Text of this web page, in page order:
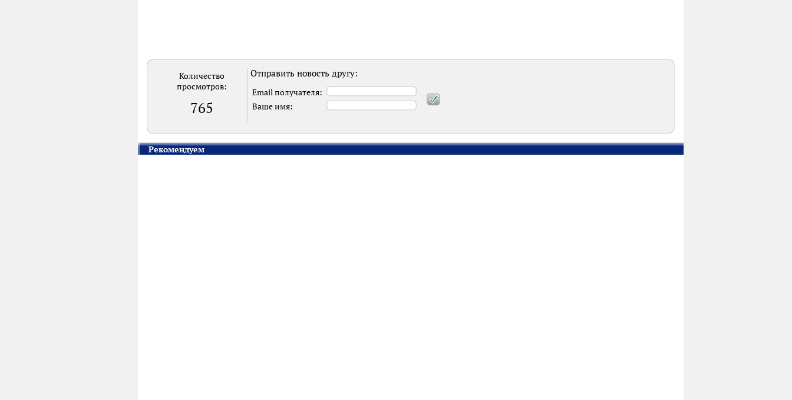
Количество
просмотров:
765
Отправить новость другу:
Email получателя:
Ваше имя:
Рекомендуем